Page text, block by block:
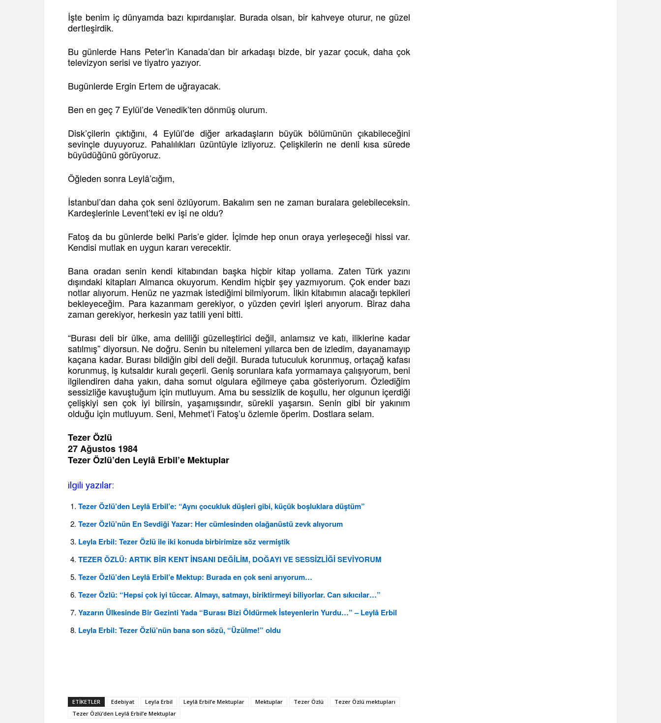
İşte benim iç dünyamda bazı kıpırdanışlar. Burada olsan, bir kahveye oturur, ne güzel
dertleşirdik.
Bu günlerde Hans Peter’in Kanada’dan bir arkadaşı bizde, bir yazar çocuk, daha çok
televizyon serisi ve tiyatro yazıyor.
Bugünlerde Ergin Ertem de uğrayacak.
Ben en geç 7 Eylül’de Venedik’ten dönmüş olurum.
Disk’çilerin çıktığını, 4 Eylül’de diğer arkadaşların büyük bölümünün çıkabileceğini
sevinçle duyuyoruz. Pahalılıkları üzüntüyle izliyoruz. Çelişkilerin ne denli kısa sürede
büyüdüğünü görüyoruz.
Öğleden sonra Leylâ’cığım,
İstanbul’dan daha çok seni özlüyorum. Bakalım sen ne zaman buralara gelebileceksin.
Kardeşlerinle Levent’teki ev işi ne oldu?
Fatoş da bu günlerde belki Paris’e gider. İçimde hep onun oraya yerleşeceği hissi var.
Kendisi mutlak en uygun kararı verecektir.
Bana oradan senin kendi kitabından başka hiçbir kitap yollama. Zaten Türk yazını
dışındaki kitapları Almanca okuyorum. Kendim hiçbir şey yazmıyorum. Çok ender bazı
notlar alıyorum. Henüz ne yazmak istediğimi bilmiyorum. İlkin kitabımın alacağı tepkileri
bekleyeceğim. Para kazanmam gerekiyor, o yüzden çeviri işleri arıyorum. Biraz daha
zaman gerekiyor, herkesin yaz tatili yeni bitti.
“Burası deli bir ülke, ama deliliği güzelleştirici değil, anlamsız ve katı, iliklerine kadar
satılmış” diyorsun. Ne doğru. Senin bu nitelemeni yıllarca ben de izledim, dayanamayıp
kaçana kadar. Burası bildiğin gibi deli değil. Burada tutuculuk korunmuş, ortaçağ kafası
korunmuş, iş kutsaldır kuralı geçerli. Geniş sorunlara kafa yormamaya çalışıyorum, beni
ilgilendiren daha yakın, daha somut olgulara eğilmeye çaba gösteriyorum. Özlediğim
sessizliğe kavuştuğum için mutluyum. Ama bu sessizlik de koşullu, her olgunun içerdiği
çelişkiyi sen çok iyi bilirsin, yaşamışsındır, sürekli yaşarsın. Senin gibi bir yakınım
olduğu için mutluyum. Seni, Mehmet’i Fatoş’u özlemle öperim. Dostlara selam.
Tezer Özlü
27 Ağustos 1984
Tezer Özlü’den Leylâ Erbil’e Mektuplar
ilgili yazılar:
Tezer Özlü’den Leylâ Erbil’e: “Aynı çocukluk düşleri gibi, küçük boşluklara düştüm”
Tezer Özlü’nün En Sevdiği Yazar: Her cümlesinden olağanüstü zevk alıyorum
Leyla Erbil: Tezer Özlü ile iki konuda birbirimize söz vermiştik
TEZER ÖZLÜ: ARTIK BİR KENT İNSANI DEĞİLİM, DOĞAYI VE SESSİZLİĞİ SEVİYORUM
Tezer Özlü’den Leylâ Erbil’e Mektup: Burada en çok seni arıyorum…
Tezer Özlü: “Hepsi çok iyi tüccar. Almayı, satmayı, biriktirmeyi biliyorlar. Can sıkıcılar…”
Yazarın Ülkesinde Bir Gezinti Yada “Burası Bizi Öldürmek İsteyenlerin Yurdu…” – Leylâ Erbil
Leyla Erbil: Tezer Özlü’nün bana son sözü, “Üzülme!” oldu
ETIKETLER Edebiyat Leyla Erbil Leylâ Erbil’e Mektuplar Mektuplar Tezer Özlü
Tezer Özlü mektupları
Tezer Özlü’den Leylâ Erbil’e Mektuplar